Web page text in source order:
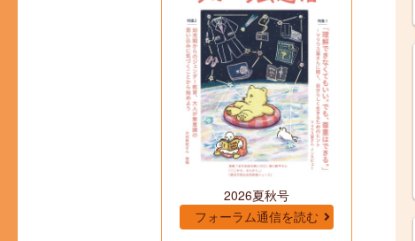
2026夏秋号
フォーラム通信を読む